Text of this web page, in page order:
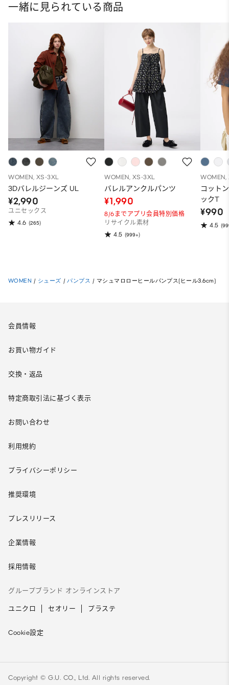
一緒に見られている商品
WOMEN, XS-3XL
3Dバレルジーンズ UL
¥2,990
ユニセックス
4.6 (265)
WOMEN, XS-3XL
バレルアンクルパンツ
¥1,990
8/6までアプリ会員特別価格
リサイクル素材
4.5 (999+)
WOMEN,
コット
ックT
¥990
4.5
WOMEN / シューズ / パンプス / マシュマロローヒールパンプス(ヒール3.6cm)
会員情報
お買い物ガイド
交換・返品
特定商取引法に基づく表示
お問い合わせ
利用規約
プライバシーポリシー
推奨環境
プレスリリース
企業情報
採用情報
グループブランド オンラインストア
ユニクロ セオリー プラステ
Cookie設定
Copyright © G.U. CO., Ltd. All rights reserved.